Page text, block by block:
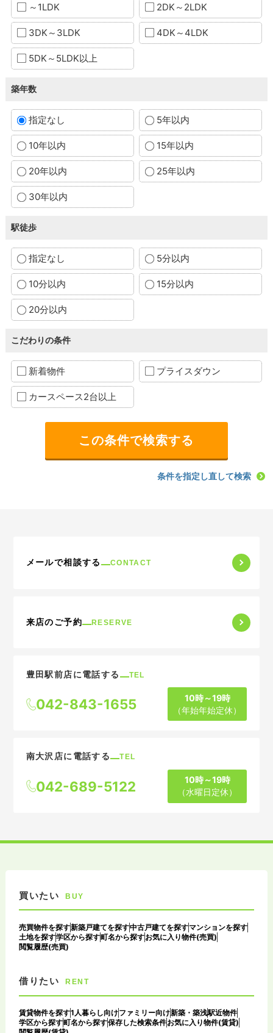
～1LDK 2DK～2LDK
3DK～3LDK 4DK～4LDK
5DK～5LDK以上
築年数
指定なし 5年以内
10年以内 15年以内
20年以内 25年以内
30年以内
駅徒歩
指定なし 5分以内
10分以内 15分以内
20分以内
こだわりの条件
新着物件 プライスダウン
カースペース2台以上
条件を指定し直して検索
メールで相談する CONTACT
来店のご予約 RESERVE
豊田駅前店に電話する TEL
042-843-1655
10時～19時
（年始年始定休）
南大沢店に電話する TEL
042-689-5122
10時～19時
（水曜日定休）
買いたい BUY
売買物件を探す新築戸建てを探す中古戸建てを探すマンションを探す
土地を探す学区から探す町名から探すお気に入り物件(売買)
閲覧履歴(売買)
借りたい RENT
賃貸物件を探す1人暮らし向けファミリー向け新築・築浅駅近物件
学区から探す町名から探す保存した検索条件お気に入り物件(賃貸)